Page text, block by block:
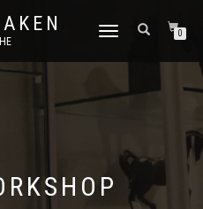
SCHAKEL
MENU
0